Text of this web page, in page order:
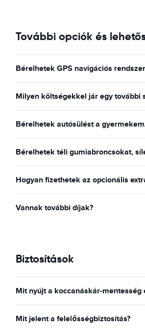
További opciók és
Bérelhetek GPS navigációs
Milyen költségekkel jár egy további
Bérelhetek autósülést a
Bérelhetek téli gumiabroncsokat,
Hogyan fizethetek az opcionális
Vannak további díjak?
Biztosítások
Mit nyújt a koccanáskár-mentesség
Mit jelent a felelősségbiztosítás?